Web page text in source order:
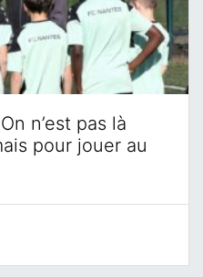
n’est pas là
pour jouer au